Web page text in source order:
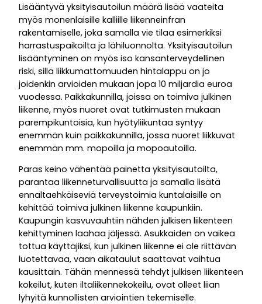
Lisääntyvä yksityisautoilun määrä lisää vaateita
myös monenlaisille kalliille liikenneinfran
rakentamiselle, joka samalla vie tilaa esimerkiksi
harrastuspaikoilta ja lähiluonnolta. Yksityisautoilun
lisääntyminen on myös iso kansanterveydellinen
riski, sillä liikkumattomuuden hintalappu on jo
joidenkin arvioiden mukaan jopa 10 miljardia euroa
vuodessa. Paikkakunnilla, joissa on toimiva julkinen
liikenne, myös nuoret ovat tutkimusten mukaan
parempikuntoisia, kun hyötyliikuntaa syntyy
enemmän kuin paikkakunnilla, jossa nuoret liikkuvat
enemmän mm. mopoilla ja mopoautoilla.
Paras keino vähentää painetta yksityisautoilta,
parantaa liikenneturvallisuutta ja samalla lisätä
ennaltaehkäiseviä terveystoimia kuntalaisille on
kehittää toimiva julkinen liikenne kaupunkiin.
Kaupungin kasvuvauhtiin nähden julkisen liikenteen
kehittyminen laahaa jäljessä. Asukkaiden on vaikea
tottua käyttäjiksi, kun julkinen liikenne ei ole riittävän
luotettavaa, vaan aikataulut saattavat vaihtua
kausittain. Tähän mennessä tehdyt julkisen liikenteen
kokeilut, kuten iltaliikennekokeilu, ovat olleet liian
lyhyitä kunnollisten arviointien tekemiselle.